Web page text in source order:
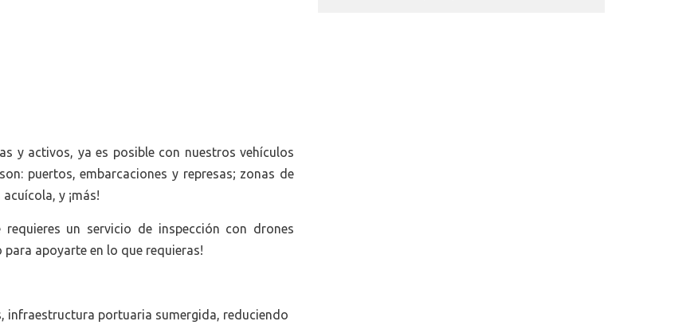
y activos, ya es posible con nuestros vehículos
puertos, embarcaciones y represas; zonas de
y ¡más!
un servicio de inspección con drones
apoyarte en lo que requieras!
infraestructura portuaria sumergida, reduciendo